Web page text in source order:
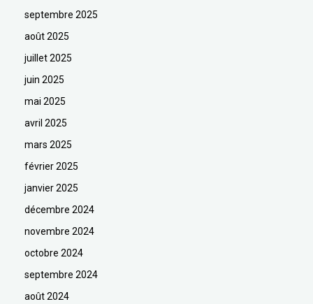
septembre 2025
août 2025
juillet 2025
juin 2025
mai 2025
avril 2025
mars 2025
février 2025
janvier 2025
décembre 2024
novembre 2024
octobre 2024
septembre 2024
août 2024